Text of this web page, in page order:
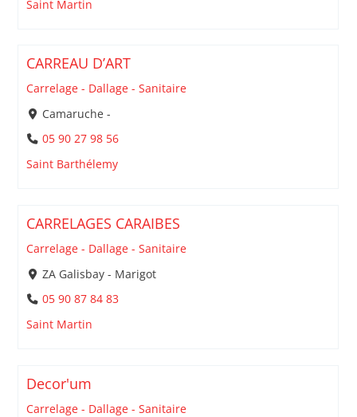
Saint Martin
CARREAU D’ART
Carrelage - Dallage - Sanitaire
Camaruche -
05 90 27 98 56
Saint Barthélemy
CARRELAGES CARAIBES
Carrelage - Dallage - Sanitaire
ZA Galisbay - Marigot
05 90 87 84 83
Saint Martin
Decor'um
Carrelage - Dallage - Sanitaire